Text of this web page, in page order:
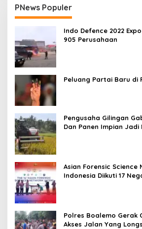
PNews Populer
Indo Defence 2022
905 Perusahaan
Peluang Partai Baru di
Pengusaha Gilingan
Dan Panen Impian
Asian Forensic Science
Indonesia Diikuti 17
Polres Boalemo Gerak
Akses Jalan Yang